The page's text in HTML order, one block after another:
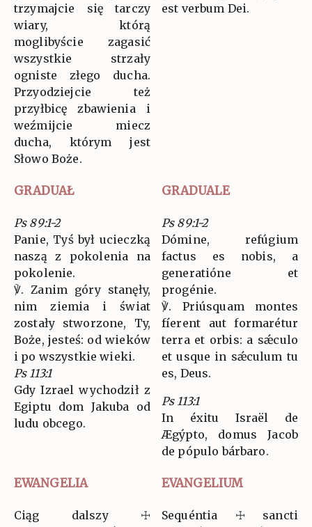
trzymajcie się tarczy
wiary, którą
moglibyście zagasić
wszystkie strzały
ogniste złego ducha.
Przyodziejcie też
przyłbicę zbawienia i
weźmijcie miecz
ducha, którym jest
Słowo Boże.
est verbum Dei.
GRADUAŁ GRADUALE
Ps 89:1-2
Panie, Tyś był ucieczką
naszą z pokolenia na
pokolenie.
℣. Zanim góry stanęły,
nim ziemia i świat
zostały stworzone, Ty,
Boże, jesteś: od wieków
i po wszystkie wieki.
Ps 113:1
Gdy Izrael wychodził z
Egiptu dom Jakuba od
ludu obcego.
Ps 89:1-2
Dómine, refúgium
factus es nobis, a
generatióne et
progénie.
℣. Priúsquam montes
fíerent aut formarétur
terra et orbis: a sǽculo
et usque in sǽculum tu
es, Deus.
Ps 113:1
In éxitu Israël de
Ægýpto, domus Jacob
de pópulo bárbaro.
EWANGELIA EVANGELIUM
Ciąg dalszy ☩
Sequéntia ☩ sancti